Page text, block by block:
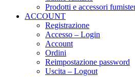
Prodotti e accessori
ACCOUNT
Registrazione
Accesso – Login
Account
Ordini
Reimpostazione password
Uscita – Logout